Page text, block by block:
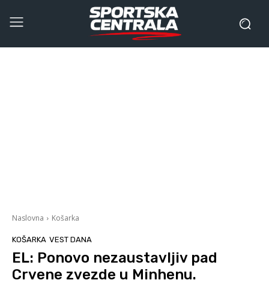
Naslovna Košarka
KOŠARKA VEST DANA
EL: Ponovo nezaustavljiv pad
Crvene zvezde u Minhenu.